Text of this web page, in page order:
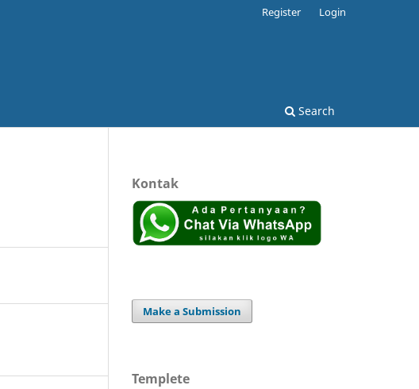
Search
Register Login
Kontak
Make a Submission
Templete